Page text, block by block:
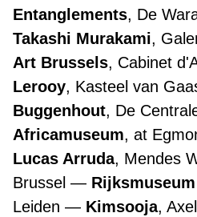
Entanglements, De
Takashi Murakami,
Art Brussels, Cabinet
Lerooy, Kasteel van
Buggenhout, De
Africamuseum, at
Lucas Arruda, Mendes
Brussel
Leiden
Kimsooja,